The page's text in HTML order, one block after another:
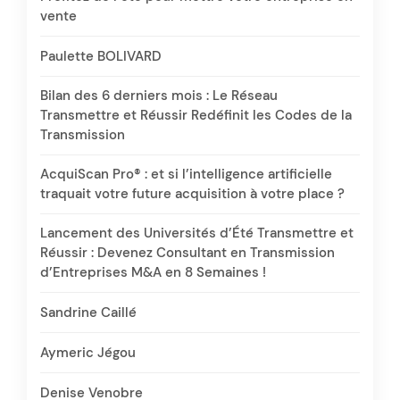
vente
Paulette BOLIVARD
Bilan des 6 derniers mois : Le Réseau
Transmettre et Réussir Redéfinit les Codes de la
Transmission
AcquiScan Pro® : et si l’intelligence artificielle
traquait votre future acquisition à votre place ?
Lancement des Universités d’Été Transmettre et
Réussir : Devenez Consultant en Transmission
d’Entreprises M&A en 8 Semaines !
Sandrine Caillé
Aymeric Jégou
Denise Venobre